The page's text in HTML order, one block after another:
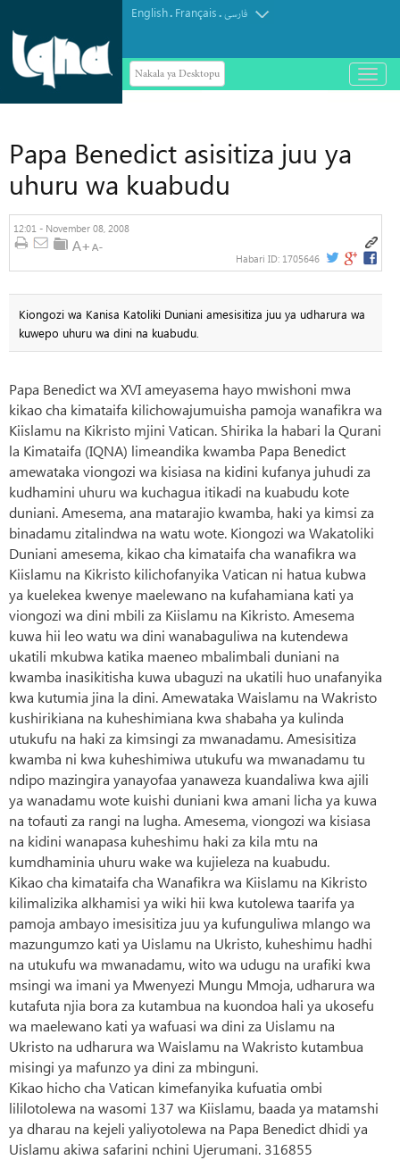
English. Français.فارسی
Nakala ya Desktopu
باز
و
Papa Benedict asisitiza juu ya
uhuru wa kuabudu
12:01 - November 08, 2008
Habari ID: 1705646
Kiongozi wa Kanisa Katoliki Duniani amesisitiza juu ya udharura wa
kuwepo uhuru wa dini na kuabudu.
Papa Benedict wa XVI ameyasema hayo mwishoni mwa
kikao cha kimataifa kilichowajumuisha pamoja wanafikra wa
Kiislamu na Kikristo mjini Vatican. Shirika la habari la Qurani
la Kimataifa (IQNA) limeandika kwamba Papa Benedict
amewataka viongozi wa kisiasa na kidini kufanya juhudi za
kudhamini uhuru wa kuchagua itikadi na kuabudu kote
duniani. Amesema, ana matarajio kwamba, haki ya kimsi za
binadamu zitalindwa na watu wote. Kiongozi wa Wakatoliki
Duniani amesema, kikao cha kimataifa cha wanafikra wa
Kiislamu na Kikristo kilichofanyika Vatican ni hatua kubwa
ya kuelekea kwenye maelewano na kufahamiana kati ya
viongozi wa dini mbili za Kiislamu na Kikristo. Amesema
kuwa hii leo watu wa dini wanabaguliwa na kutendewa
ukatili mkubwa katika maeneo mbalimbali duniani na
kwamba inasikitisha kuwa ubaguzi na ukatili huo unafanyika
kwa kutumia jina la dini. Amewataka Waislamu na Wakristo
kushirikiana na kuheshimiana kwa shabaha ya kulinda
utukufu na haki za kimsingi za mwanadamu. Amesisitiza
kwamba ni kwa kuheshimiwa utukufu wa mwanadamu tu
ndipo mazingira yanayofaa yanaweza kuandaliwa kwa ajili
ya wanadamu wote kuishi duniani kwa amani licha ya kuwa
na tofauti za rangi na lugha. Amesema, viongozi wa kisiasa
na kidini wanapasa kuheshimu haki za kila mtu na
kumdhaminia uhuru wake wa kujieleza na kuabudu.
Kikao cha kimataifa cha Wanafikra wa Kiislamu na Kikristo
kilimalizika alkhamisi ya wiki hii kwa kutolewa taarifa ya
pamoja ambayo imesisitiza juu ya kufunguliwa mlango wa
mazungumzo kati ya Uislamu na Ukristo, kuheshimu hadhi
na utukufu wa mwanadamu, wito wa udugu na urafiki kwa
msingi wa imani ya Mwenyezi Mungu Mmoja, udharura wa
kutafuta njia bora za kutambua na kuondoa hali ya ukosefu
wa maelewano kati ya wafuasi wa dini za Uislamu na
Ukristo na udharura wa Waislamu na Wakristo kutambua
misingi ya mafunzo ya dini za mbinguni.
Kikao hicho cha Vatican kimefanyika kufuatia ombi
lililotolewa na wasomi 137 wa Kiislamu, baada ya matamshi
ya dharau na kejeli yaliyotolewa na Papa Benedict dhidi ya
Uislamu akiwa safarini nchini Ujerumani. 316855